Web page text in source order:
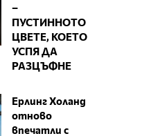
–
ПУСТИННОТО
ЦВЕТЕ, КОЕТО
УСПЯ ДА
РАЗЦЪФНЕ
Ерлинг Холанд
отново
впечатли с